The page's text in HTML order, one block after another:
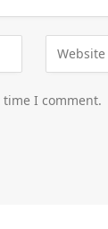
I comment.